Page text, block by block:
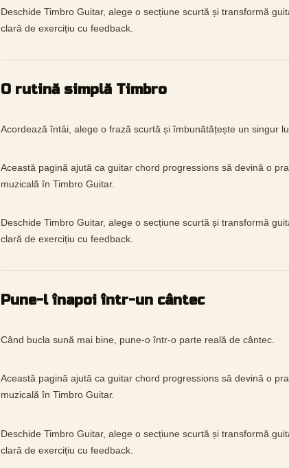
Deschide Timbro Guitar, alege o secțiune scurtă și transformă
clară de exercițiu cu feedback.
O rutină simplă Timbro
Acordează întâi, alege o frază scurtă și îmbunătățește un singur
Această pagină ajută ca guitar chord progressions să devină o
muzicală în Timbro Guitar.
Deschide Timbro Guitar, alege o secțiune scurtă și transformă
clară de exercițiu cu feedback.
Pune-l înapoi într-un cântec
Când bucla sună mai bine, pune-o într-o parte reală de cântec.
Această pagină ajută ca guitar chord progressions să devină o
muzicală în Timbro Guitar.
Deschide Timbro Guitar, alege o secțiune scurtă și transformă
clară de exercițiu cu feedback.